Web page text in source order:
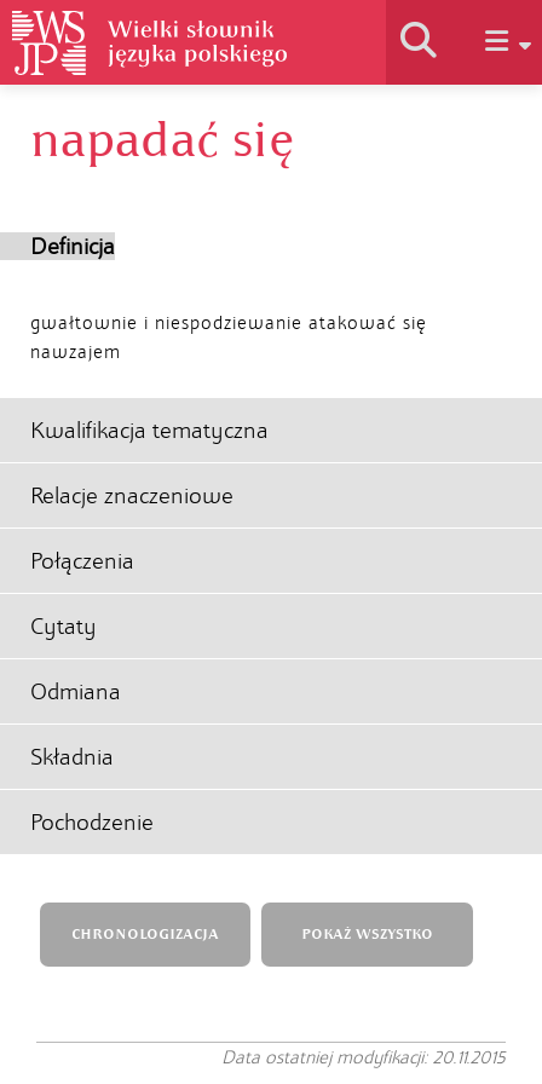
Historia słownika
napadać się
Definicja
gwałtownie i niespodziewanie atakować się
nawzajem
Kwalifikacja tematyczna
Relacje znaczeniowe
Połączenia
Cytaty
Odmiana
Składnia
Pochodzenie
CHRONOLOGIZACJA POKAŻ WSZYSTKO
Data ostatniej modyfikacji: 20.11.2015